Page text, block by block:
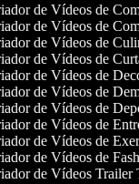
de Vídeos de
de Vídeos de
de Vídeos de
de Vídeos de
de Vídeos de
de Vídeos de
de Vídeos de
de Vídeos de
de Vídeos de
de Vídeos de
de Vídeos Trailer